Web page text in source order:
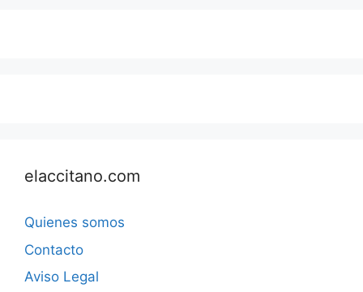
elaccitano.com
Quienes somos
Contacto
Aviso Legal